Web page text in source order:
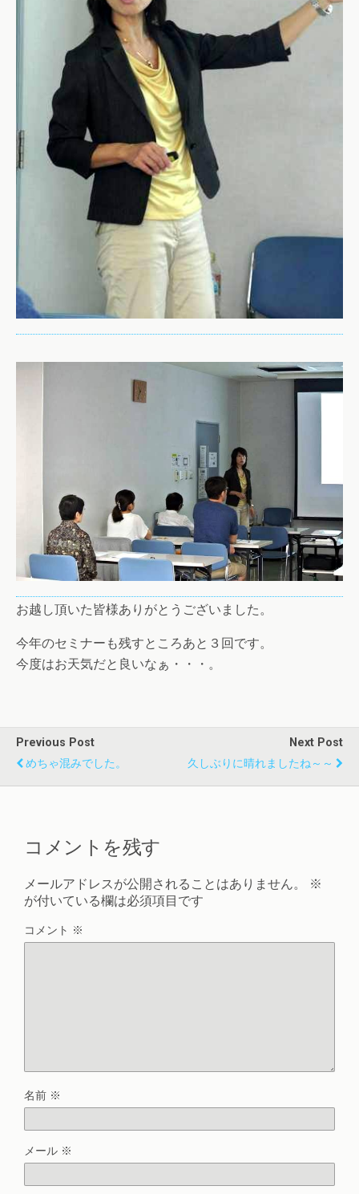
お越し頂いた皆様ありがとうございました。
今年のセミナーも残すところあと３回です。
今度はお天気だと良いなぁ・・・。
Previous Post
めちゃ混みでした。
Next Post
久しぶりに晴れましたね～～
コメントを残す
メールアドレスが公開されることはありません。
※
が付いている欄は必須項目です
コメント ※
名前 ※
メール ※